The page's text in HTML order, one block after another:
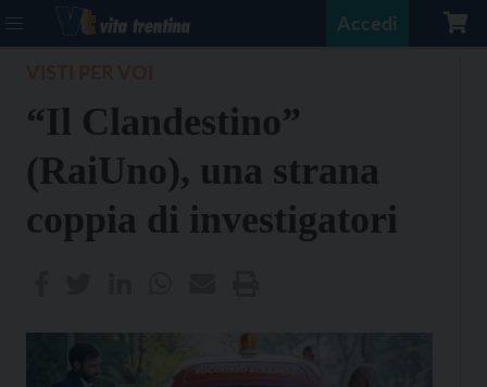
Accedi
“Il Clandestino”
(RaiUno), una strana
coppia di investigatori